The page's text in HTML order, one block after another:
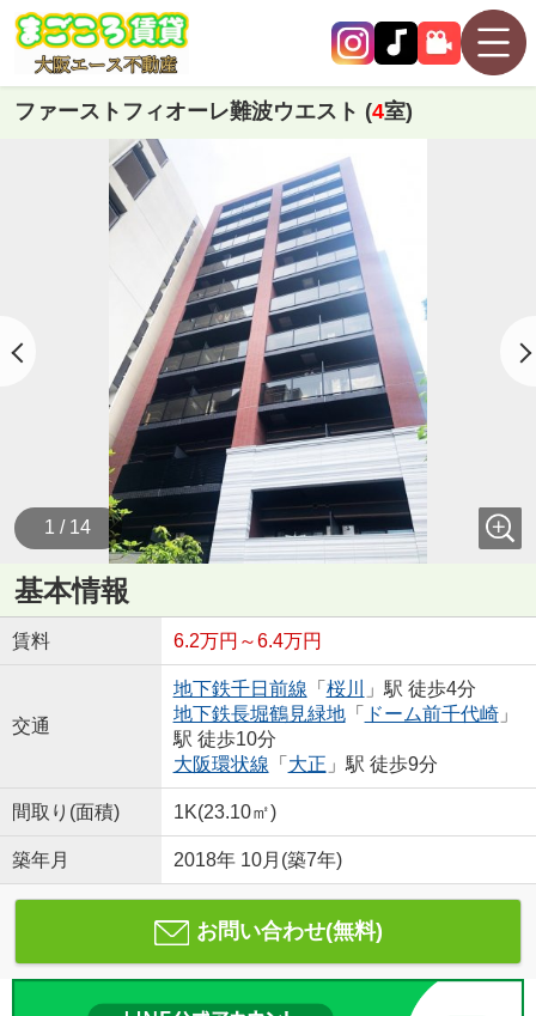
ファーストフィオーレ難波ウエスト (4室)
1 / 14
基本情報
賃料 6.2万円～6.4万円
交通
地下鉄千日前線 「 桜川
」駅 徒歩4分
地下鉄長堀鶴見緑地「 ドーム前千代崎」
駅 徒歩10分
大阪環状線 「 大正 」駅 徒歩9分
間取り(面積) 1K(23.10㎡)
築年月 2018年 10月(築7年)
お問い合わせ(無料)